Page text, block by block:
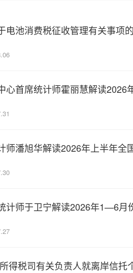
电池消费税征收管理有关事项
心首席统计师霍丽慧解读2026
师潘旭华解读2026年上半年全
计师于卫宁解读2026年1—6月
得税司有关负责人就离岸信托